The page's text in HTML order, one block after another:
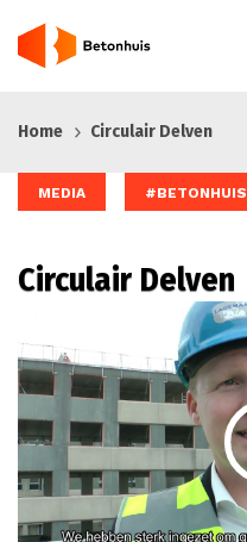
enHome Circulair Delven
MEDIA #BETONHUIS
Circulair Delven